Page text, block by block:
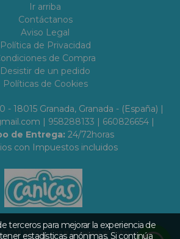
Ir arriba
Contáctanos
Aviso Legal
Política de Privacidad
de Compra
Desistir de un pedido
Políticas de Cookies
- 18015 Granada, Granada - (España) |
| 958288133 | 660826654|
de Entrega: 24/72horas
con Impuestos incluidos
2026 [20955] - Con la tecnología de Palbin.com
terceros para mejorar la experiencia de
estadísticas anónimas. Si continúa